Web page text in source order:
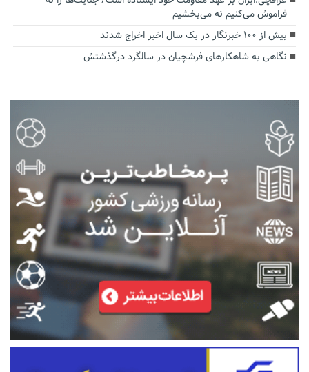
فراموش می‌کنیم نه می‌بخشیم
بیش از ۱۰۰ خبرنگار در یک سال اخیر اخراج شدند
نگاهی به شاهکارهای فرشچیان در سالگرد درگذشتش